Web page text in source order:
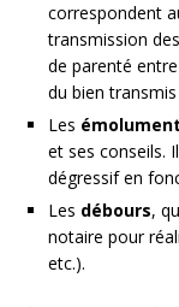
correspondent
transmission
de parenté
du bien transmis
Les
et ses conseils.
dégressif en
Les débours,
notaire pour
etc.).